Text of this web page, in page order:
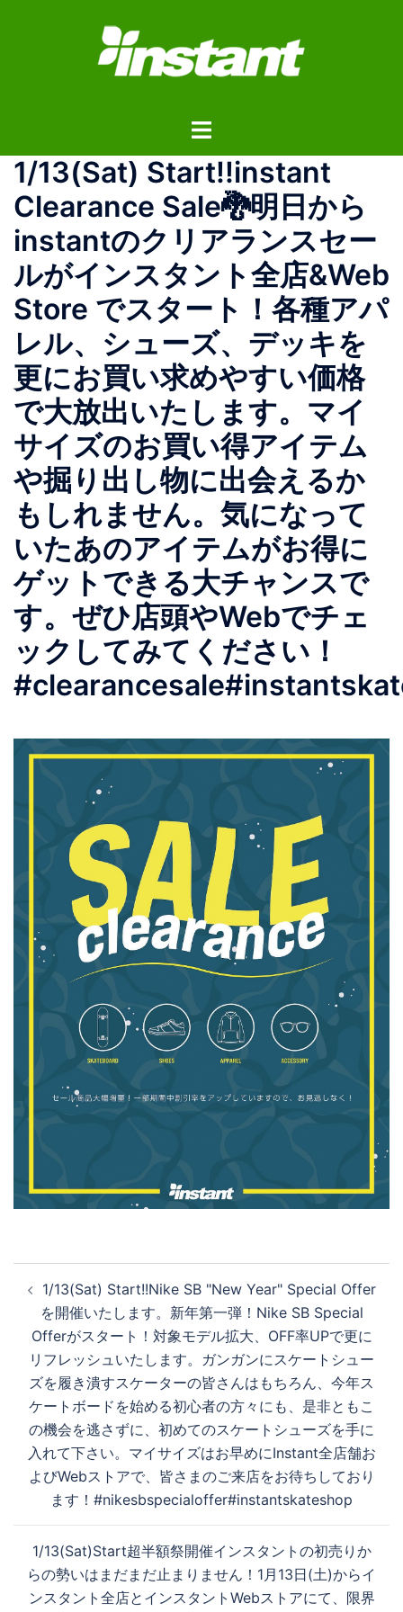
ス
ト
ル
メ
ニ
ュ
ー
1/13(Sat) Start!!instant
Clearance Sale🐉明日から
instantのクリアランスセー
ルがインスタント全店&Web
Store でスタート！各種アパ
レル、シューズ、デッキを
更にお買い求めやすい価格
で大放出いたします。マイ
サイズのお買い得アイテム
や掘り出し物に出会えるか
もしれません。気になって
いたあのアイテムがお得に
ゲットできる大チャンスで
す。ぜひ店頭やWebでチェ
ックしてみてください！
稿
ビ
ゲ
ー
シ
ョ
ン
1/13(Sat) Start!!Nike SB "New Year" Special Offer
を開催いたします。新年第一弾！Nike SB Special
Offerがスタート！対象モデル拡大、OFF率UPで更に
リフレッシュいたします。ガンガンにスケートシュー
ズを履き潰すスケーターの皆さんはもちろん、今年ス
ケートボードを始める初心者の方々にも、是非ともこ
の機会を逃さずに、初めてのスケートシューズを手に
入れて下さい。マイサイズはお早めに︎Instant全店舗お
よびWebストアで、皆さまのご来店をお待ちしており
ます！#nikesbspecialoffer#instantskateshop
1/13(Sat)Start超半額祭開催️インスタントの初売りか
らの勢いはまだまだ止まりません！1月13日(土)からイ
ンスタント全店とインスタントWebストアにて、限界